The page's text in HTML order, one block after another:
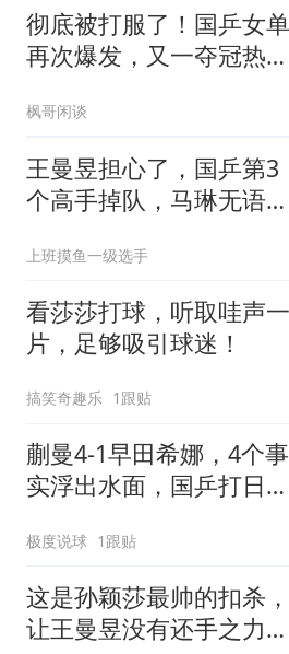
彻底被打服了！国乒女单
再次爆发，又一夺冠热门
枫哥闲谈
王曼昱担心了，国乒第3
个高手掉队，马琳无语
上班摸鱼一级选手
看莎莎打球，听取哇声一
片，足够吸引球迷！
搞笑奇趣乐 1跟贴
蒯曼4-1早田希娜，4个事
实浮出水面，国乒打日本
极度说球 1跟贴
这是孙颖莎最帅的扣杀，
让王曼昱没有还手之力，